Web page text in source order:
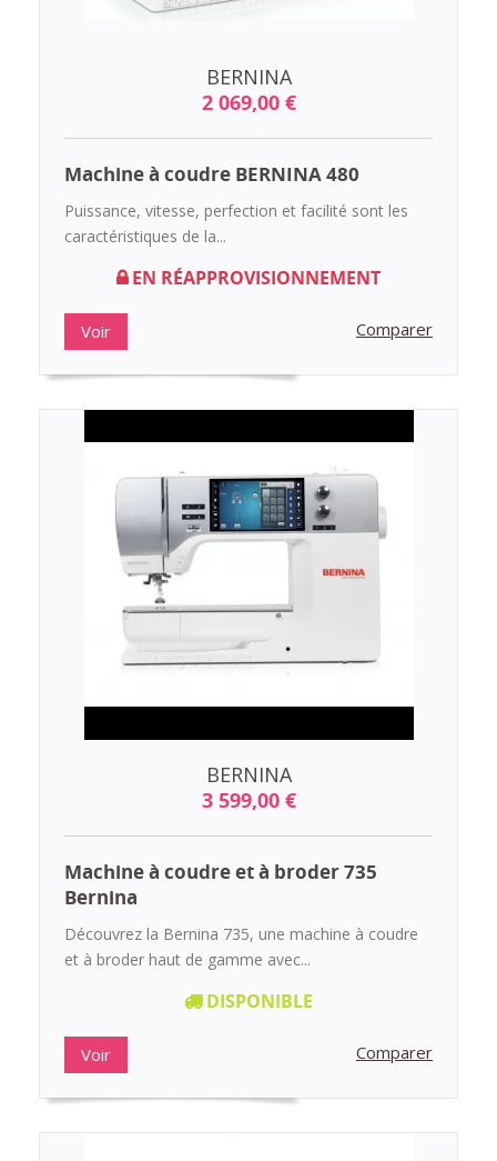
BERNINA
2 069,00 €
Machine à coudre BERNINA 480
Puissance, vitesse, perfection et facilité sont les
caractéristiques de la...
EN RÉAPPROVISIONNEMENT
Voir Comparer
BERNINA
3 599,00 €
Machine à coudre et à broder 735
Bernina
Découvrez la Bernina 735, une machine à coudre
et à broder haut de gamme avec...
DISPONIBLE
Voir Comparer